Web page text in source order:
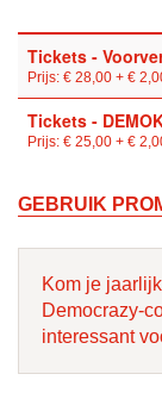
Tickets -
Prijs: € 28,00 + €
Tickets -
Prijs: € 25,00 + €
GEBRUIK
Kom je
Democrazy-
interessant